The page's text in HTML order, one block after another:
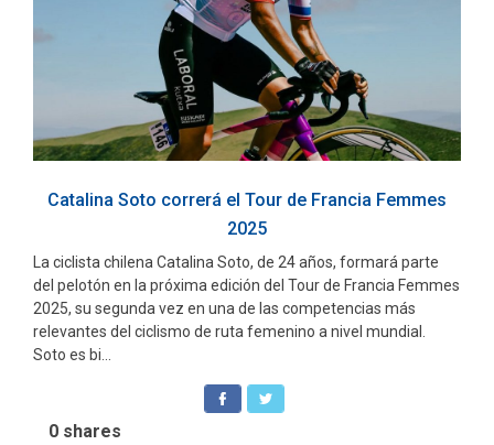
Catalina Soto correrá el Tour de Francia Femmes
2025
La ciclista chilena Catalina Soto, de 24 años, formará parte
del pelotón en la próxima edición del Tour de Francia Femmes
2025, su segunda vez en una de las competencias más
relevantes del ciclismo de ruta femenino a nivel mundial.
Soto es bi...
0 shares